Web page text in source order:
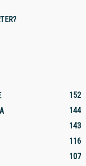
152
144
143
116
107